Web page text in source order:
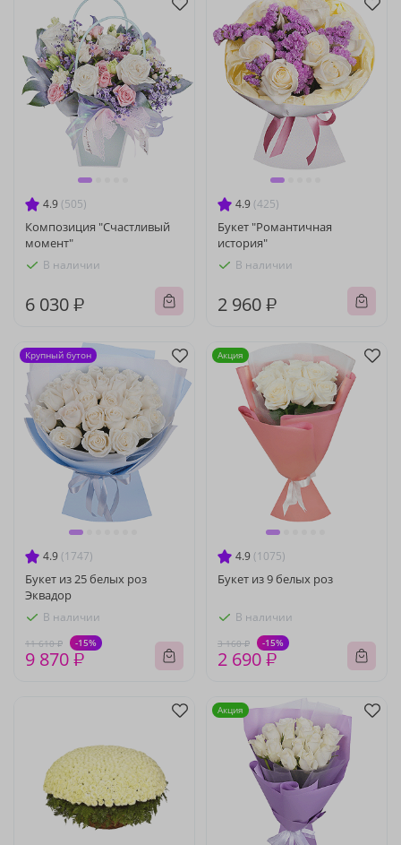
4.9 (505)
Композиция "Счастливый
момент"
В наличии
6 030 ₽
4.9 (425)
Букет "Романтичная
история"
В наличии
2 960 ₽
4.9 (1747)
Букет из 25 белых роз
Эквадор
В наличии
11 610 ₽ -15%
9 870 ₽
Крупный бутон
4.9 (1075)
Букет из 9 белых роз
В наличии
3 160 ₽ -15%
2 690 ₽
Акция
Акция